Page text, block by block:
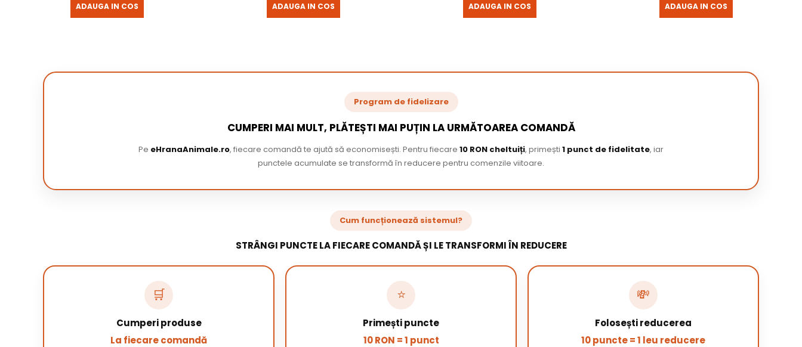
ADAUGA IN COS ADAUGA IN COS ADAUGA IN COS ADAUGA IN COS
Program de fidelizare
CUMPERI MAI MULT, PLĂTEȘTI MAI PUȚIN LA URMĂTOAREA COMANDĂ
Pe eHranaAnimale.ro, fiecare comandă te ajută să economisești. Pentru fiecare 10 RON cheltuiți, primești 1 punct de fidelitate, iar
punctele acumulate se transformă în reducere pentru comenzile viitoare.
Cum funcționează sistemul?
STRÂNGI PUNCTE LA FIECARE COMANDĂ ȘI LE TRANSFORMI ÎN REDUCERE
🛒
Cumperi produse
La fiecare comandă
⭐
Primești puncte
10 RON = 1 punct
💸
Folosești reducerea
10 puncte = 1 leu reducere